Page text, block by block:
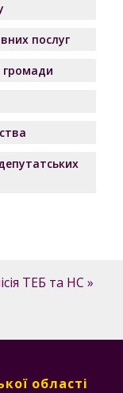
послуг
громади
ТЕБ та НС »
області